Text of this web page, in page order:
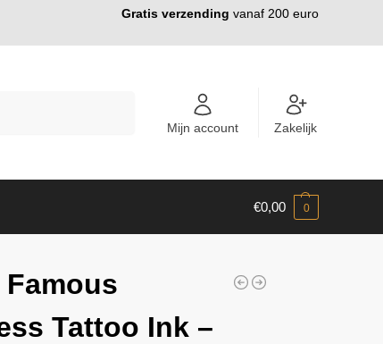
Gratis verzending vanaf 200 euro
Mijn account Zakelijk
€0,00 0
Tattoo Ink –